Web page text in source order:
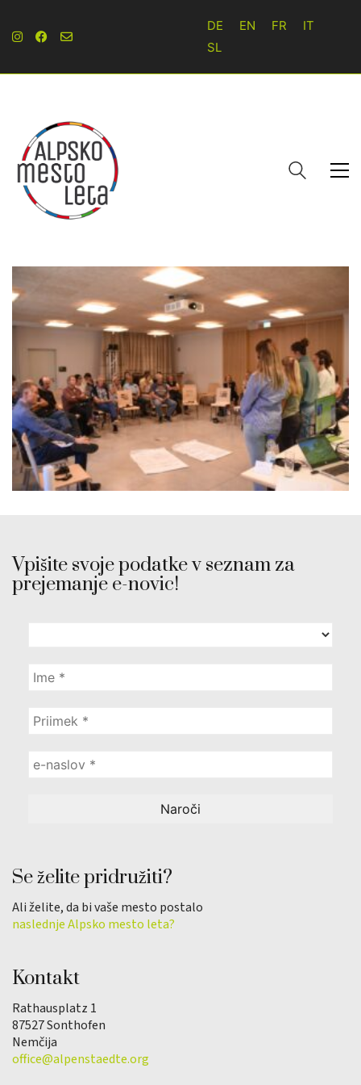
DE EN FR
IT
SL
Vpišite svoje podatke v seznam za
prejemanje e-novic!
Se želite pridružiti?
Ali želite, da bi vaše mesto postalo
naslednje Alpsko mesto leta?
Kontakt
Rathausplatz 1
87527 Sonthofen
Nemčija
office@alpenstaedte.org